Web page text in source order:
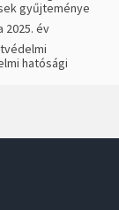
gyűjteménye
év
hatósági